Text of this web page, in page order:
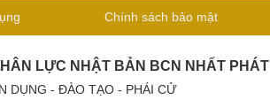
Chính sách bảo mật
LỰC NHẬT BẢN BCN NHẤT PHÁT
DỤNG - ĐÀO TẠO - PHÁI CỬ